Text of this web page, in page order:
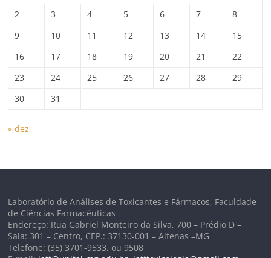
2
3 4 5 6 7
8
9
10 11 12 13 14
15
16
17 18 19 20 21
22
23
24 25 26 27 28
29
30
31
« dez
Laboratório de Análises de Toxicantes e Fármacos, Faculdade
de Ciências Farmacêuticas
Endereço: Rua Gabriel Monteiro da Silva, 700 – Prédio D –
Sala: 301 – Centro, CEP.: 37130-001 – Alfenas –MG
Telefone: (35) 3701-9533, ou 9508